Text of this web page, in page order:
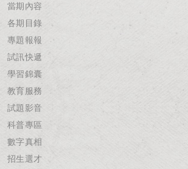
當期內容
各期目錄
專題報報
試訊快遞
學習錦囊
教育服務
試題影音
科普專區
數字真相
招生選才